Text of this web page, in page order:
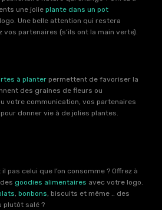
une jolie plante dans un pot
Une belle attention qui restera
partenaires (s’ils ont la main verte).
à planter permettent de favoriser la
des graines de fleurs ou
votre communication, vos partenaires
donner vie à de jolies plantes.
pas celui que l’on consomme ? Offrez à
goodies alimentaires avec votre logo.
, bonbons, biscuits et même .. des
plutôt salé ?